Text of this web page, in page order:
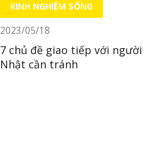
KINH NGHIỆM SỐNG
2023/05/18
7 chủ đề giao tiếp với người
Nhật cần tránh